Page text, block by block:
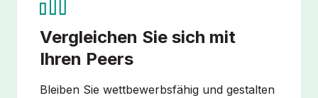
Vergleichen Sie sich mit
Ihren Peers
Bleiben Sie wettbewerbsfähig und gestalten